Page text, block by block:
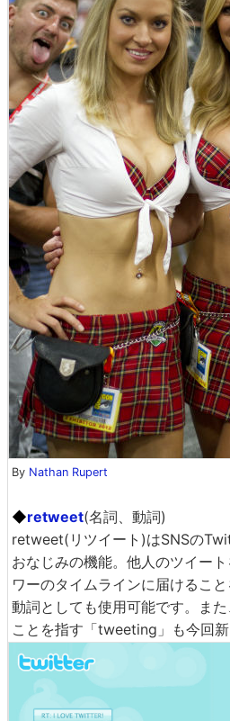
By Nathan Rupert
◆retweet(名詞、動詞)
retweet(リツイート)はSNSの
おなじみの機能。他人のツイー
ワーのタイムラインに届けるこ
動詞としても使用可能です。ま
ことを指す「tweeting」も今回新